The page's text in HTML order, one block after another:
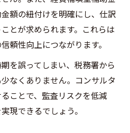
額の紐付けを明確にし、仕訳
とが求められます。これらは
頼性向上につながります。
を誤ってしまい、税務署から
なくありません。コンサルタ
ことで、監査リスクを低減
現できるでしょう。